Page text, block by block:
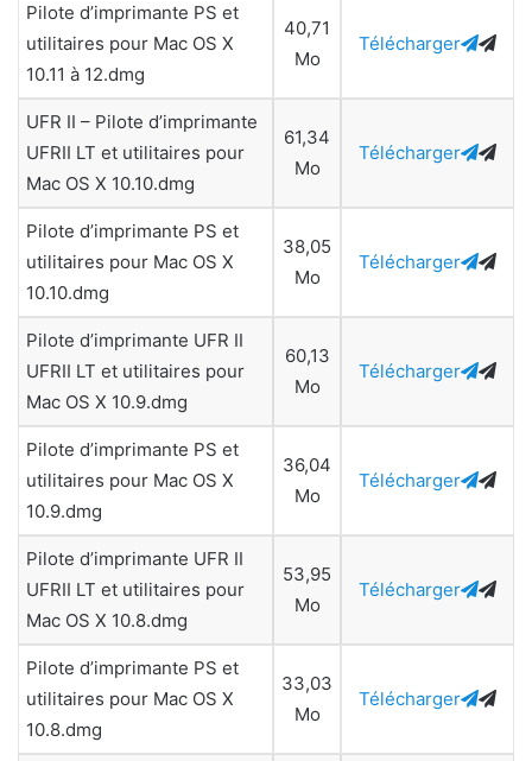
Pilote d’imprimante PS et
utilitaires pour Mac OS X
10.11 à 12.dmg
40,71
Mo
Télécharger
UFR II – Pilote d’imprimante
UFRII LT et utilitaires pour
Mac OS X 10.10.dmg
61,34
Mo
Télécharger
Pilote d’imprimante PS et
utilitaires pour Mac OS X
10.10.dmg
38,05
Mo
Télécharger
Pilote d’imprimante UFR II
UFRII LT et utilitaires pour
Mac OS X 10.9.dmg
60,13
Mo
Télécharger
Pilote d’imprimante PS et
utilitaires pour Mac OS X
10.9.dmg
36,04
Mo
Télécharger
Pilote d’imprimante UFR II
UFRII LT et utilitaires pour
Mac OS X 10.8.dmg
53,95
Mo
Télécharger
Pilote d’imprimante PS et
utilitaires pour Mac OS X
10.8.dmg
33,03
Mo
Télécharger